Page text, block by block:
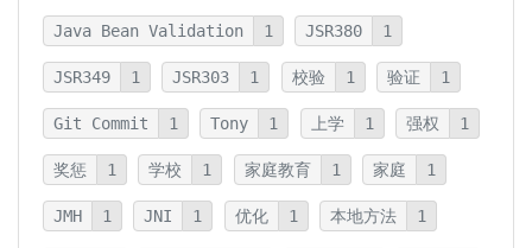
Java Bean Validation 1 JSR380 1
JSR349 1 JSR303 1 校验 1 验证 1
Git Commit 1 Tony 1 上学 1 强权 1
奖惩 1 学校 1 家庭教育 1 家庭 1
JMH 1 JNI 1 优化 1 本地方法 1